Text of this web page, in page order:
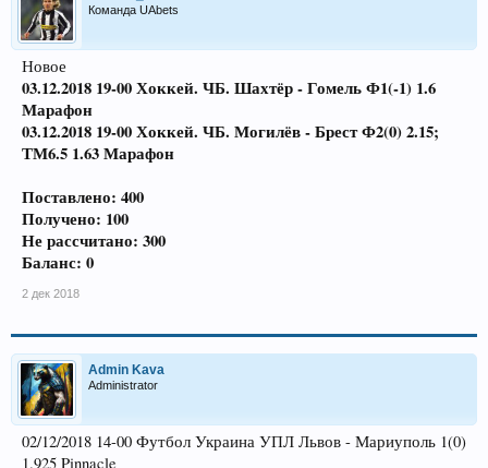
Команда UAbets
Новое
03.12.2018 19-00 Хоккей. ЧБ. Шахтёр - Гомель Ф1(-1) 1.6
Марафон
03.12.2018 19-00 Хоккей. ЧБ. Могилёв - Брест Ф2(0) 2.15;
ТМ6.5 1.63 Марафон
Поставлено: 400
Получено: 100
Не рассчитано: 300
Баланс: 0
2 дек 2018
Admin Kava
Administrator
02/12/2018 14-00 Футбол Украина УПЛ Львов - Мариуполь 1(0)
1.925 Pinnacle